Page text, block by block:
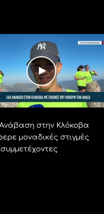
στην Κλόκοβα
μοναδικές στιγμές